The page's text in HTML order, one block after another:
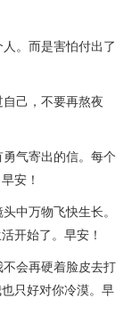
。而是害怕付出了
己，不要再熬夜
气寄出的信。每个
安！
中万物飞快生长。
开始了。早安！
会再硬着脸皮去打
只好对你冷漠。早